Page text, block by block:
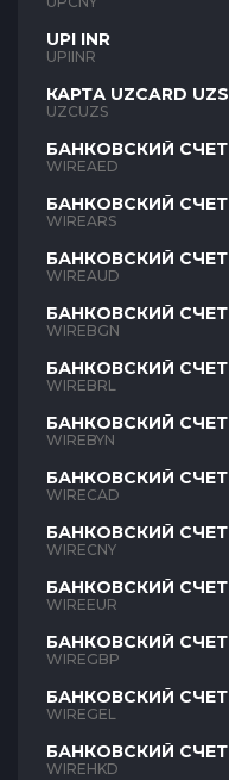
UPI INR
UPIINR
КАРТА UZCARD UZS
UZCUZS
БАНКОВСКИЙ СЧЕТ
AED
WIREAED
БАНКОВСКИЙ СЧЕТ
ARS
WIREARS
БАНКОВСКИЙ СЧЕТ
AUD
WIREAUD
БАНКОВСКИЙ СЧЕТ
BGN
WIREBGN
БАНКОВСКИЙ СЧЕТ
BRL
WIREBRL
БАНКОВСКИЙ СЧЕТ
BYN
WIREBYN
БАНКОВСКИЙ СЧЕТ
CAD
WIRECAD
БАНКОВСКИЙ СЧЕТ
CNY
WIRECNY
БАНКОВСКИЙ СЧЕТ
EUR
WIREEUR
БАНКОВСКИЙ СЧЕТ
GBP
WIREGBP
БАНКОВСКИЙ СЧЕТ
GEL
WIREGEL
БАНКОВСКИЙ СЧЕТ
HKD
WIREHKD